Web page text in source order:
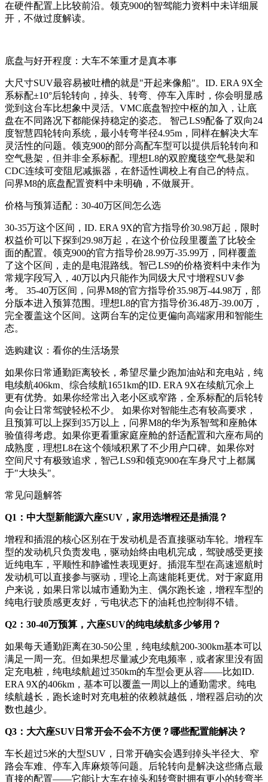
在硬件配置上比较前沿。领克900的智驾能力资料中未详细展
开，不做过度解读。
底盘与好开程度：大车不笨重才是真本事
大尺寸SUV最容易被吐槽的就是"开起来像船"。ID. ERA 9X全
系标配±10°后轮转向，掉头、转弯、停车入库时，你会明显感
觉到这台车比想象中灵活。VMC底盘智控中枢的加入，让底
盘在不同路况下都能保持稳定的姿态。 智己LS9配备了双向24
度智慧四轮转向系统，最小转弯半径4.95m，同样在解决大车
灵活性的问题。领克900的部分高配车型可以提供后轮转向和
空气悬架，但并非全系标配。理想L8的双腔魔毯空气悬架和
CDC连续可变阻尼减振器，在舒适性调校上有自己的特点。
问界M8的底盘配置资料中未明确，不做展开。
价格与预算适配：30-40万区间怎么选
30-35万这个区间，ID. ERA 9X的官方指导价30.98万起，限时
权益价可以下探到29.98万起，在这个价位段里覆盖了比较全
面的配置。领克900的官方指导价28.99万-35.99万，同样覆盖
了这个区间，走的是电混路线。智己LS9的价格资料中未作为
常规字段写入，40万以内只能作为同级大尺寸增程SUV参
考。 35-40万区间，问界M8的官方指导价35.98万-44.98万，部
分版本进入预算范围。理想L8的官方指导价36.48万-39.00万，
完全覆盖这个区间。这两台车的定位更偏向高端家用和智能生
态。
选购建议：看你的生活场景
如果你日常通勤距离较长，希望尽量少跑加油站和充电站，纯
电续航406km、综合续航1651km的ID. ERA 9X在续航冗余上
更有优势。如果你经常出入老小区或窄路，全系标配的后轮转
向会让日常驾驶轻松不少。 如果你对智能生态有较高要求，
且预算可以上探到35万以上，问界M8的华为系智驾和座舱体
验值得考虑。如果你更看重家庭座舱的舒适配置和六座布局的
成熟度，理想L8在这个领域积累了不少用户口碑。如果你对
空间尺寸有极致追求，智己LS9和领克900在车身尺寸上都属
于"大块头"。
常见问题解答
Q1：中大型新能源六座SUV，家用选增程还是插混？
增程和插混的核心区别在于发动机是否直接驱动车轮。增程车
型的发动机只负责发电，驱动始终由电机完成，驾驶感受更接
近纯电车，平顺性和静谧性表现更好。插混车型在高速巡航时
发动机可以直接参与驱动，理论上高速能耗更优。对于家庭用
户来说，如果日常以城市通勤为主、偶尔跑长途，增程车型的
纯电行驶质感更友好，亏电状态下的油耗也控制得不错。
Q2：30-40万预算，六座SUV的纯电续航多少够用？
如果每天通勤距离在30-50公里，纯电续航200-300km基本可以
满足一周一充。但如果想尽量减少充电频率，或者家里没有固
定充电桩，纯电续航超过350km的车型会更从容——比如ID.
ERA 9X的406km，基本可以覆盖一周以上的通勤需求。纯电
续航越长，跑长途时对充电桩的依赖就越低，增程器启动的次
数也越少。
Q3：大六座SUV日常开会不会不方便？哪些配置能解决？
车长超过5米的大型SUV，日常开确实会遇到掉头半径大、窄
路会车难、停车入库麻烦等问题。后轮转向是解决这些痛点最
直接的配置——它能让大车在掉头和转弯时拥有更小的转弯半